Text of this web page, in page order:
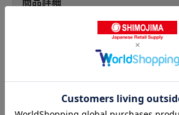
ホースリールの人気商品との比較